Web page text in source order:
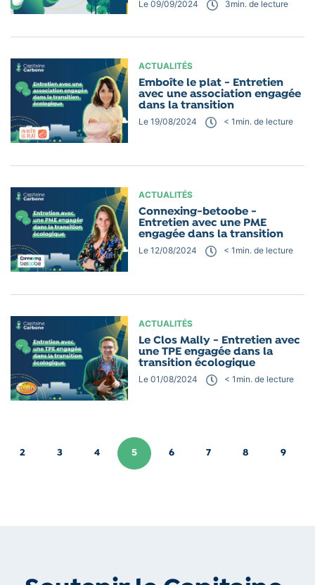
Le 09/09/2024 3min. de lecture
ACTUALITÉS
Emboîte le plat - Entretien
avec une association engagée
dans la transition
Le 19/08/2024 < 1 min. de lecture
ACTUALITÉS
Connexing-betoobe -
Entretien avec une PME
engagée dans la transition
Le 12/08/2024 < 1 min. de lecture
ACTUALITÉS
Le Clos Mally - Entretien avec
une TPE engagée dans la
transition écologique
Le 01/08/2024 < 1 min. de lecture
2 3 4 5 6 7 8 9